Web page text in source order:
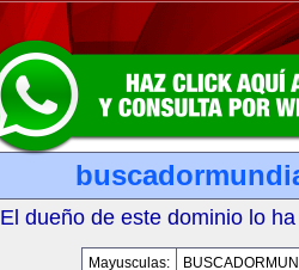
El dueño de este dominio lo
Mayusculas: